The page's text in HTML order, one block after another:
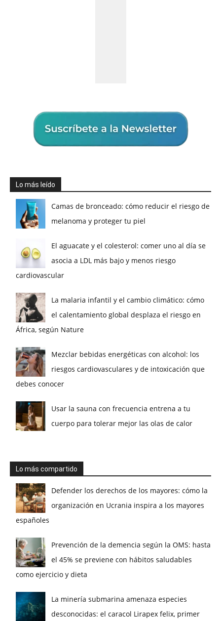
Lo más leído
Camas de bronceado: cómo reducir el riesgo de
melanoma y proteger tu piel
El aguacate y el colesterol: comer uno al día se
asocia a LDL más bajo y menos riesgo
cardiovascular
La malaria infantil y el cambio climático: cómo
el calentamiento global desplaza el riesgo en
África, según Nature
Mezclar bebidas energéticas con alcohol: los
riesgos cardiovasculares y de intoxicación que
debes conocer
Usar la sauna con frecuencia entrena a tu
cuerpo para tolerar mejor las olas de calor
Lo más compartido
Defender los derechos de los mayores: cómo la
organización en Ucrania inspira a los mayores
españoles
Prevención de la demencia según la OMS: hasta
el 45% se previene con hábitos saludables
como ejercicio y dieta
La minería submarina amenaza especies
desconocidas: el caracol Lirapex felix, primer